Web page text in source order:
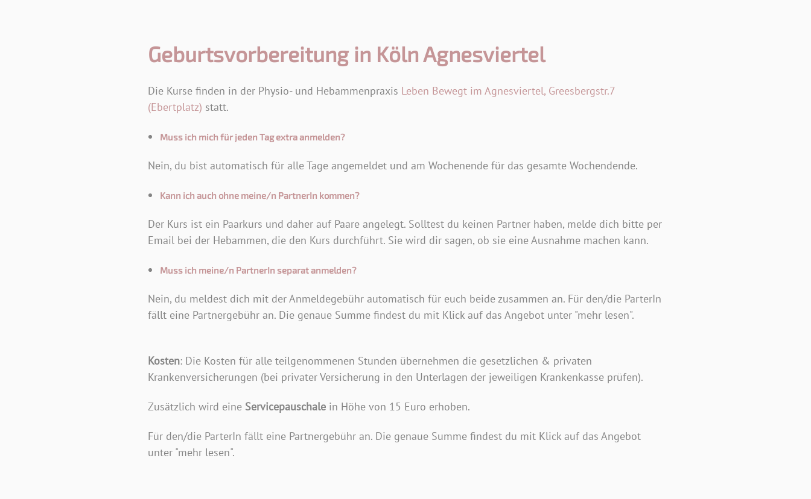
Geburtsvorbereitung in Köln Agnesviertel
Die Kurse finden in der Physio- und Hebammenpraxis Leben Bewegt im Agnesviertel, Greesbergstr.7
(Ebertplatz) statt.
Muss ich mich für jeden Tag extra anmelden?
Nein, du bist automatisch für alle Tage angemeldet und am Wochenende für das gesamte Wochendende.
Kann ich auch ohne meine/n PartnerIn kommen?
Der Kurs ist ein Paarkurs und daher auf Paare angelegt. Solltest du keinen Partner haben, melde dich bitte per
Email bei der Hebammen, die den Kurs durchführt. Sie wird dir sagen, ob sie eine Ausnahme machen kann.
Muss ich meine/n PartnerIn separat anmelden?
Nein, du meldest dich mit der Anmeldegebühr automatisch für euch beide zusammen an. Für den/die ParterIn
fällt eine Partnergebühr an. Die genaue Summe findest du mit Klick auf das Angebot unter "mehr lesen".
Kosten: Die Kosten für alle teilgenommenen Stunden übernehmen die gesetzlichen & privaten
Krankenversicherungen (bei privater Versicherung in den Unterlagen der jeweiligen Krankenkasse prüfen).
Zusätzlich wird eine Servicepauschale in Höhe von 15 Euro erhoben.
Für den/die ParterIn fällt eine Partnergebühr an. Die genaue Summe findest du mit Klick auf das Angebot
unter "mehr lesen".